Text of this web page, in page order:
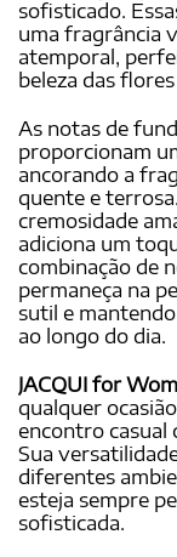
sofisticado.
uma fragrância
atemporal,
beleza das
As notas de
proporcionam
ancorando a
quente e
cremosidade
adiciona um
combinação de
permaneça na
sutil e
ao longo do dia.
JACQUI for
qualquer
encontro casual
Sua
diferentes
esteja sempre
sofisticada.